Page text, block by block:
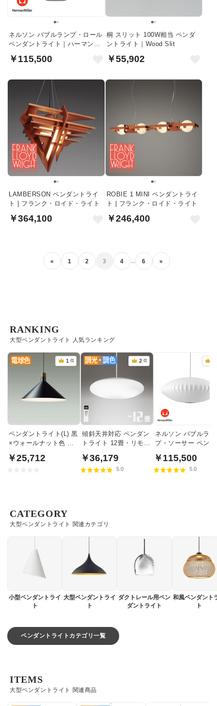
ネルソン バブルランプ・ロール
ペンダントライト｜ハーマンミ
￥115,500
桐 スリット 100W相当 ペンダ
ントライト｜Wood Slit
￥55,902
LAMBERSON ペンダントライ
ト | フランク・ロイド・ライト
￥364,100
ROBIE 1 MINI ペンダントライ
ト | フランク・ロイド・ライト
￥246,400
« 1 2 3 4 ... 6 »
大型ペンダントライト 人気ランキング
RANKING
ペンダントライト(L) 黒
×ウォールナット色 食
￥25,712
傾斜天井対応 ペンダン
トライト 12畳・リモコ
￥36,179
5.0
ネルソン バブルラン
プ・ソーサー ペン
｜ハーマンミラー
￥115,500
5.0
大型ペンダントライト 関連カテゴリ
CATEGORY
小型ペンダントライ
ト
大型ペンダントライ
ト
ダクトレール用ペン
ダントライト
和風ペンダント
ト
ペンダントライトカテゴリ一覧
大型ペンダントライト 関連商品
ITEMS